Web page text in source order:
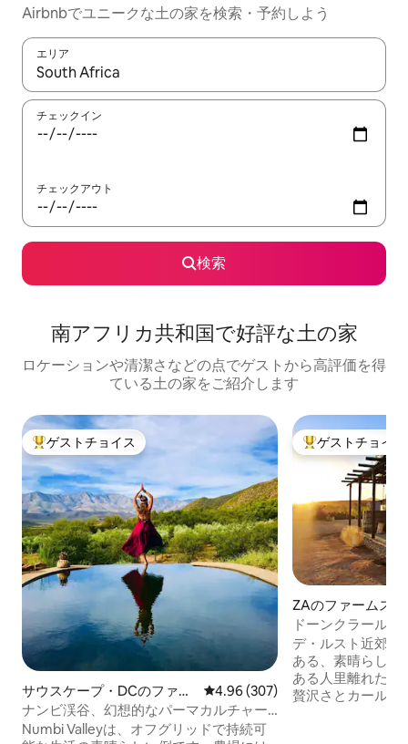
Airbnbでユニークな土の家を検索・予約しよう
エリア
検索結果が表示されたら、上下の矢印キーを使って移動するか
チェックイン
チェックアウト
検索
南アフリカ共和国で好評な土の家
ロケーションや清潔さなどの点でゲストから高評価を得
ている土の家をご紹介します
大好評のゲストチョイスです。
ゲストチョイス
サウスケープ・DCのファー
ムステイ
レビュー307件、5つ星中4.96つ
4.96 (307)
ナンビ渓谷、幻想的なパーマカルチャー
のオアシス
Numbi Valleyは、オフグリッドで持続可
大好評のゲスト
ゲストチョイス
ZAのファームス
ドーンクラール
ージ
デ・ルスト近郊
ある、素晴らしい
ある人里離れた
贅沢さとカールー